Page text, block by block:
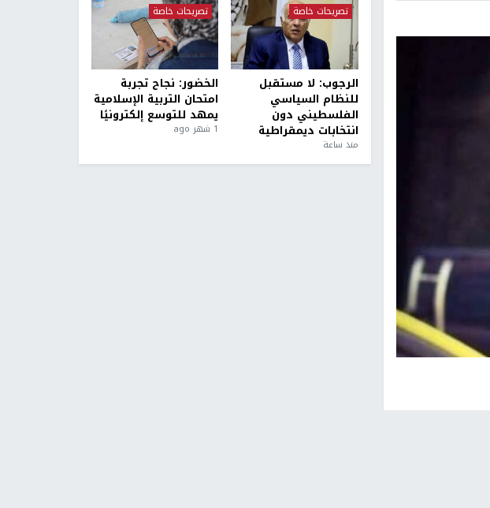
تصريحات خاصة
الرجوب: لا مستقبل
للنظام السياسي
الفلسطيني دون
انتخابات ديمقراطية
منذ ساعة
تصريحات خاصة
الخضور: نجاح تجربة
امتحان التربية الإسلامية
يمهد للتوسع إلكترونيًا
1 شهر ago